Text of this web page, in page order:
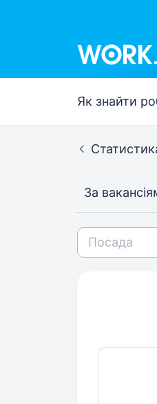
Як знайти
За